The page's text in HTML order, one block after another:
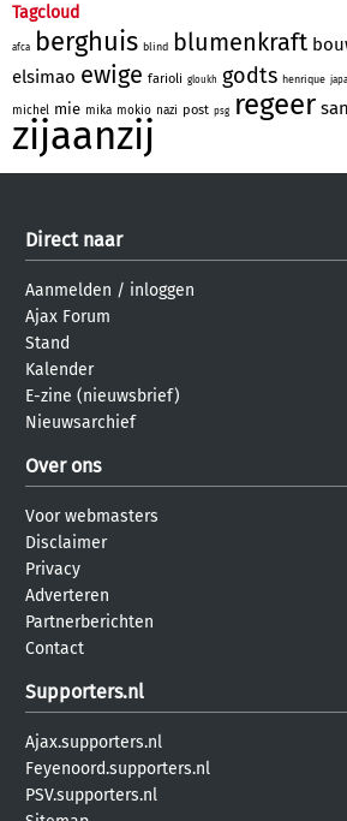
Tagcloud
afca berghuis blind blumenkraft
elsimao ewige farioli gloukh godts henrique
michel mie mika mokio nazi post psg regeer
zijaanzij
Direct naar
Aanmelden / inloggen
Ajax Forum
Stand
Kalender
E-zine (nieuwsbrief)
Nieuwsarchief
Over ons
Voor webmasters
Disclaimer
Privacy
Adverteren
Partnerberichten
Contact
Supporters.nl
Ajax.supporters.nl
Feyenoord.supporters.nl
PSV.supporters.nl